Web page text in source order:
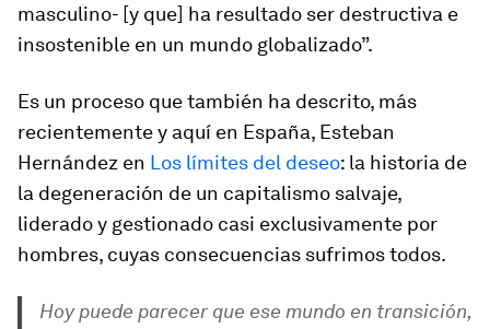
masculino- [y que] ha resultado ser destructiva e
insostenible en un mundo globalizado”.
Es un proceso que también ha descrito, más
recientemente y aquí en España, Esteban
Hernández en Los límites del deseo: la historia de
la degeneración de un capitalismo salvaje,
liderado y gestionado casi exclusivamente por
hombres, cuyas consecuencias sufrimos todos.
Hoy puede parecer que ese mundo en transición,